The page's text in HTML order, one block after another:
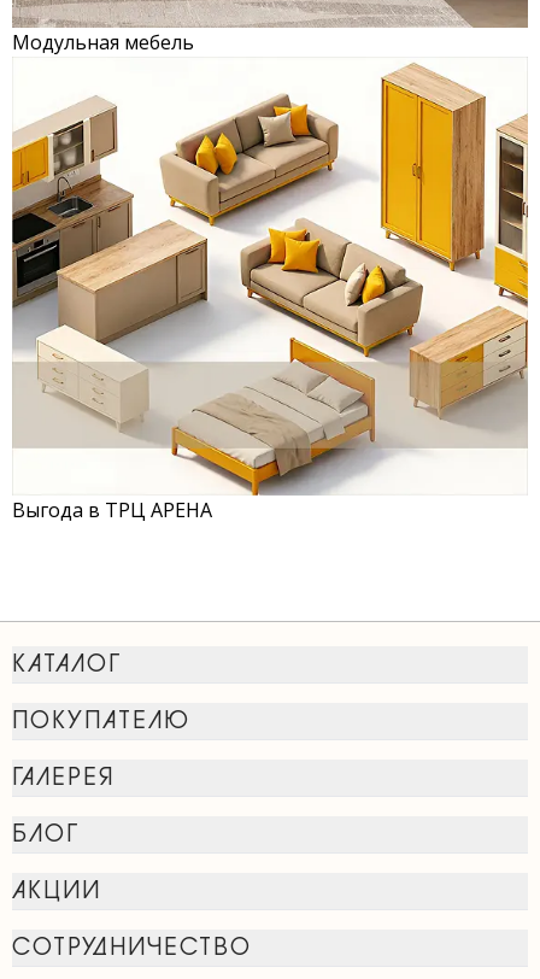
Модульная мебель
Выгода в ТРЦ АРЕНА
КАТАЛОГ
ПОКУПАТЕЛЮ
ГАЛЕРЕЯ
БЛОГ
АКЦИИ
СОТРУДНИЧЕСТВО